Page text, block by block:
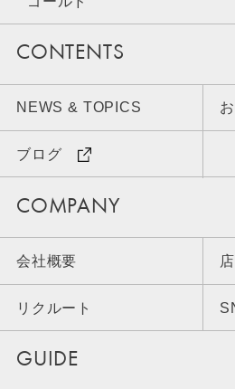
CONTENTS
NEWS & TOPICS
ブログ
COMPANY
会社概要
リクルート
GUIDE